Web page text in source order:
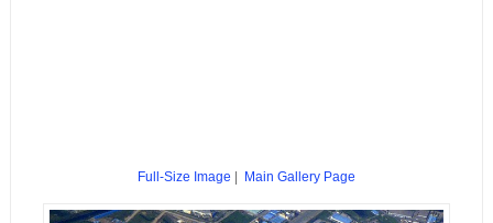
Full-Size Image Main Gallery Page